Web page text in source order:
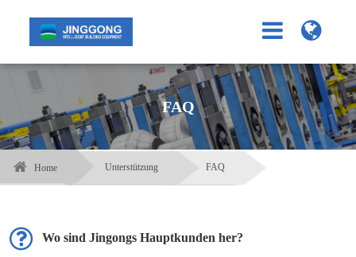
FAQ
Home Unterstützung FAQ
Wo sind Jingongs Hauptkunden her?